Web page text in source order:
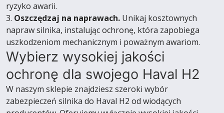
ryzyko awarii.
3. Oszczędzaj na naprawach. Unikaj kosztownych
napraw silnika, instalując ochronę, która zapobiega
uszkodzeniom mechanicznym i poważnym awariom.
Wybierz wysokiej jakości
ochronę dla swojego Haval H2
W naszym sklepie znajdziesz szeroki wybór
zabezpieczeń silnika do Haval H2 od wiodących